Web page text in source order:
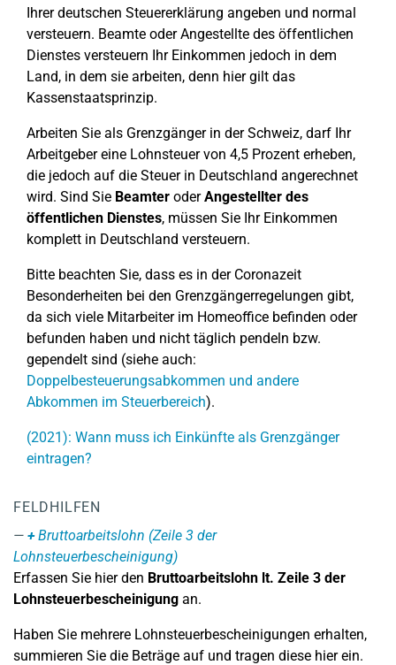
Ihrer deutschen Steuererklärung angeben und normal
versteuern. Beamte oder Angestellte des öffentlichen
Dienstes versteuern Ihr Einkommen jedoch in dem
Land, in dem sie arbeiten, denn hier gilt das
Kassenstaatsprinzip.
Arbeiten Sie als Grenzgänger in der Schweiz, darf Ihr
Arbeitgeber eine Lohnsteuer von 4,5 Prozent erheben,
die jedoch auf die Steuer in Deutschland angerechnet
wird. Sind Sie Beamter oderAngestellter des
öffentlichen Dienstes, müssen Sie Ihr Einkommen
komplett in Deutschland versteuern.
Bitte beachten Sie, dass es in der Coronazeit
Besonderheiten bei den Grenzgängerregelungen gibt,
da sich viele Mitarbeiter im Homeoffice befinden oder
befunden haben und nicht täglich pendeln bzw.
gependelt sind (siehe auch:
Doppelbesteuerungsabkommen und andere
Abkommen im Steuerbereich).
(2021): Wann muss ich Einkünfte als Grenzgänger
eintragen?
FELDHILFEN
+ Bruttoarbeitslohn (Zeile 3 der
Lohnsteuerbescheinigung)
Erfassen Sie hier den Bruttoarbeitslohn lt. Zeile 3 der
Lohnsteuerbescheinigung an.
Haben Sie mehrere Lohnsteuerbescheinigungen erhalten,
summieren Sie die Beträge auf und tragen diese hier ein.